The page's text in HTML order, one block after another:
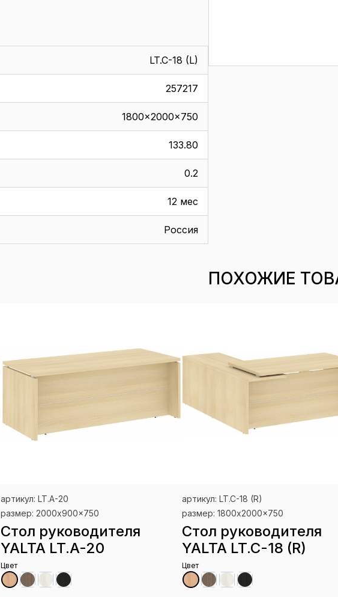
LT.C-18 (L)
257217
1800x2000x750
133.80
0.2
12 мес
Россия
ПОХОЖИЕ
артикул: LT.A-20
размер: 2000x900x750
Стол руководителя
YALTA LT.A-20
Цвет
артикул: LT.C-18 (R)
размер: 1800x2000x750
Стол руководителя
YALTA LT.C-18 (R)
Цвет